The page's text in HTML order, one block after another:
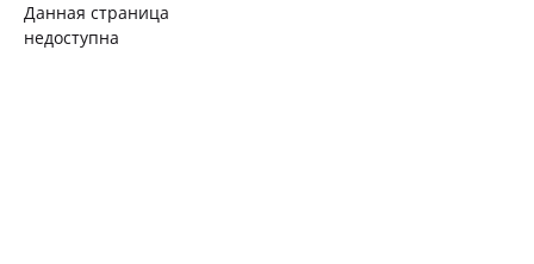
Данная страница
недоступна